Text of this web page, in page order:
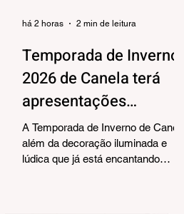
Temporada de Inverno
2026 de Canela terá
apresentações
musicais na Praça João
Corrêa
A Temporada de Inverno de Canela,
além da decoração iluminada e
lúdica que já está encantando
há 2 horas 2 min de leitura